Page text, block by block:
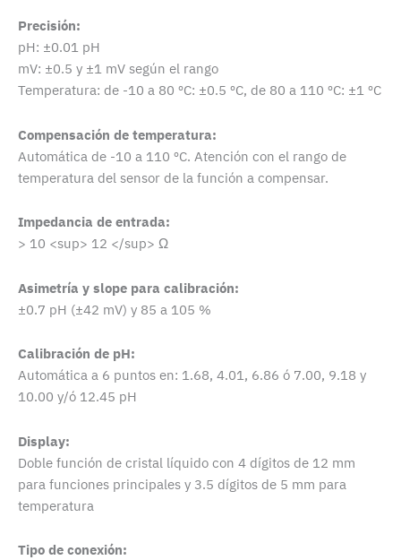
Precisión:
pH: ±0.01 pH
mV: ±0.5 y ±1 mV según el rango
Temperatura: de -10 a 80 ºC: ±0.5 ºC, de 80 a 110 ºC: ±1 ºC
Compensación de temperatura:
Automática de -10 a 110 ºC. Atención con el rango de
temperatura del sensor de la función a compensar.
Impedancia de entrada:
> 10 <sup> 12 </sup> Ω
Asimetría y slope para calibración:
±0.7 pH (±42 mV) y 85 a 105 %
Calibración de pH:
Automática a 6 puntos en: 1.68, 4.01, 6.86 ó 7.00, 9.18 y
10.00 y/ó 12.45 pH
Display:
Doble función de cristal líquido con 4 dígitos de 12 mm
para funciones principales y 3.5 dígitos de 5 mm para
temperatura
Tipo de conexión: